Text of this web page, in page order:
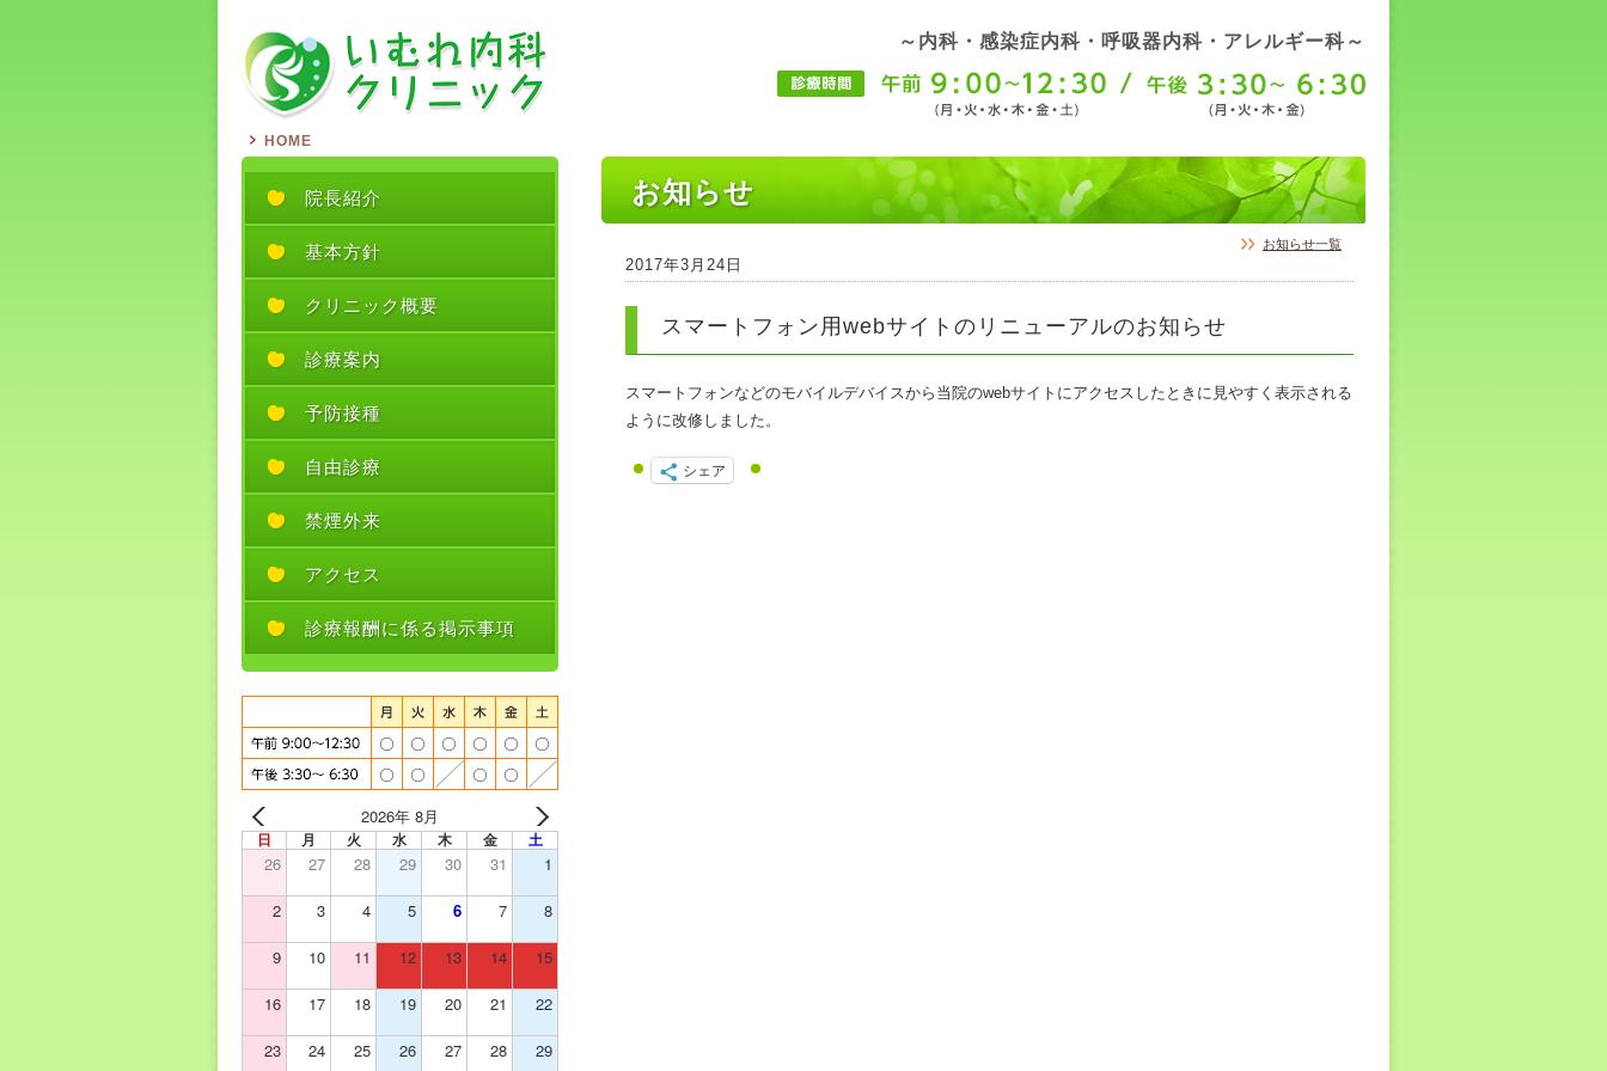
～内科・感染症内科・呼吸器内科・アレルギー科～
HOME
お知らせ
お知らせ一覧
2017年3月24日
スマートフォン用webサイトのリニューアルのお知らせ
スマートフォンなどのモバイルデバイスから当院のwebサイトにアクセスしたときに見やすく表示される
ように改修しました。
シェア
院長紹介
基本方針
クリニック概要
診療案内
予防接種
自由診療
禁煙外来
アクセス
診療報酬に係る掲示事項
2026年 8月
日 月 火 水 木 金 土
26 27 28 29 30 31 1
2 3 4 5 6 7 8
9 10 11 12 13 14 15
16 17 18 19 20 21 22
23 24 25 26 27 28 29